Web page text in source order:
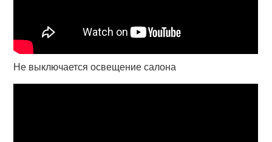
Не выключается освещение салона